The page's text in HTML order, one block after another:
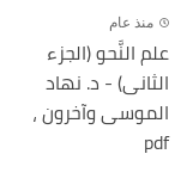
منذ عام
علم النَّحو (الجزء
الثانى) - د. نهاد
الموسى وآخرون ،
pdf